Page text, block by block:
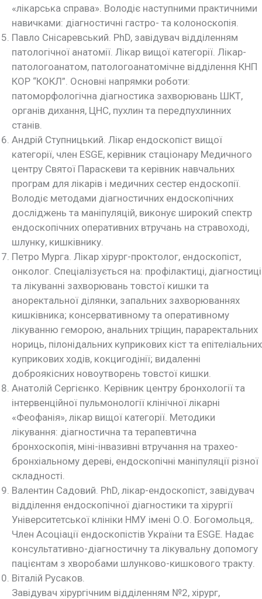
«лікарська справа». Володіє наступними практичними
навичками: діагностичні гастро- та колоноскопія.
Павло Снісаревський. PhD, завідувач відділенням
патологічної анатомії. Лікар вищої категорії. Лікар-
патологоанатом, патологоанатомічне відділення КНП
КОР “КОКЛ”. Основні напрямки роботи:
патоморфологічна діагностика захворювань ШКТ,
органів дихання, ЦНС, пухлин та передпухлинних
станів.
Андрій Ступницький. Лікар ендоскопіст вищої
категорії, член ESGE, керівник стаціонару Медичного
центру Святої Параскеви та керівник навчальних
програм для лікарів і медичних сестер ендоскопії.
Володіє методами діагностичних ендоскопічних
досліджень та маніпуляцій, виконує широкий спектр
ендоскопічних оперативних втручань на стравоході,
шлунку, кишківнику.
Петро Мурга. Лікар хірург-проктолог, ендоскопіст,
онколог. Спеціалізується на: профілактиці, діагностиці
та лікуванні захворювань товстої кишки та
аноректальної ділянки, запальних захворюваннях
кишківника; консервативному та оперативному
лікуванню геморою, анальних тріщин, параректальних
нориць, пілонідальних куприкових кіст та епітеліальних
куприкових ходів, кокцигодінії; видаленні
доброякісних новоутворень товстої кишки.
Анатолій Сергієнко. Керівник центру бронхології та
інтервенційної пульмонології клінічної лікарні
«Феофанія», лікар вищої категорії. Методики
лікування: діагностична та терапевтична
бронхоскопія, міні-інвазивні втручання на трахео-
бронхіальному дереві, ендоскопічні маніпуляції різної
складності.
Валентин Садовий. PhD, лікар-ендоскопіст, завідувач
відділення ендоскопічної діагностики та хірургії
Університетської клініки НМУ імені О.О. Богомольця,.
Член Асоціації ендоскопістів України та ESGE. Надає
консультативно-діагностичну та лікувальну допомогу
пацієнтам з хворобами шлунково-кишкового тракту.
Віталій Русаков.
Завідувач хірургічним відділенням №2, хірург,